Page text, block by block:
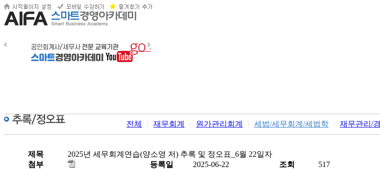
전체 | 재무회계 | 원가관리회계 | 세법/세무회계/세법학 | 재무관리/
제목
2025년 세무회계연습(양소영 저) 추록 및 정오표_6월 22일자
첨부
등록일 2025-06-22 조회 517